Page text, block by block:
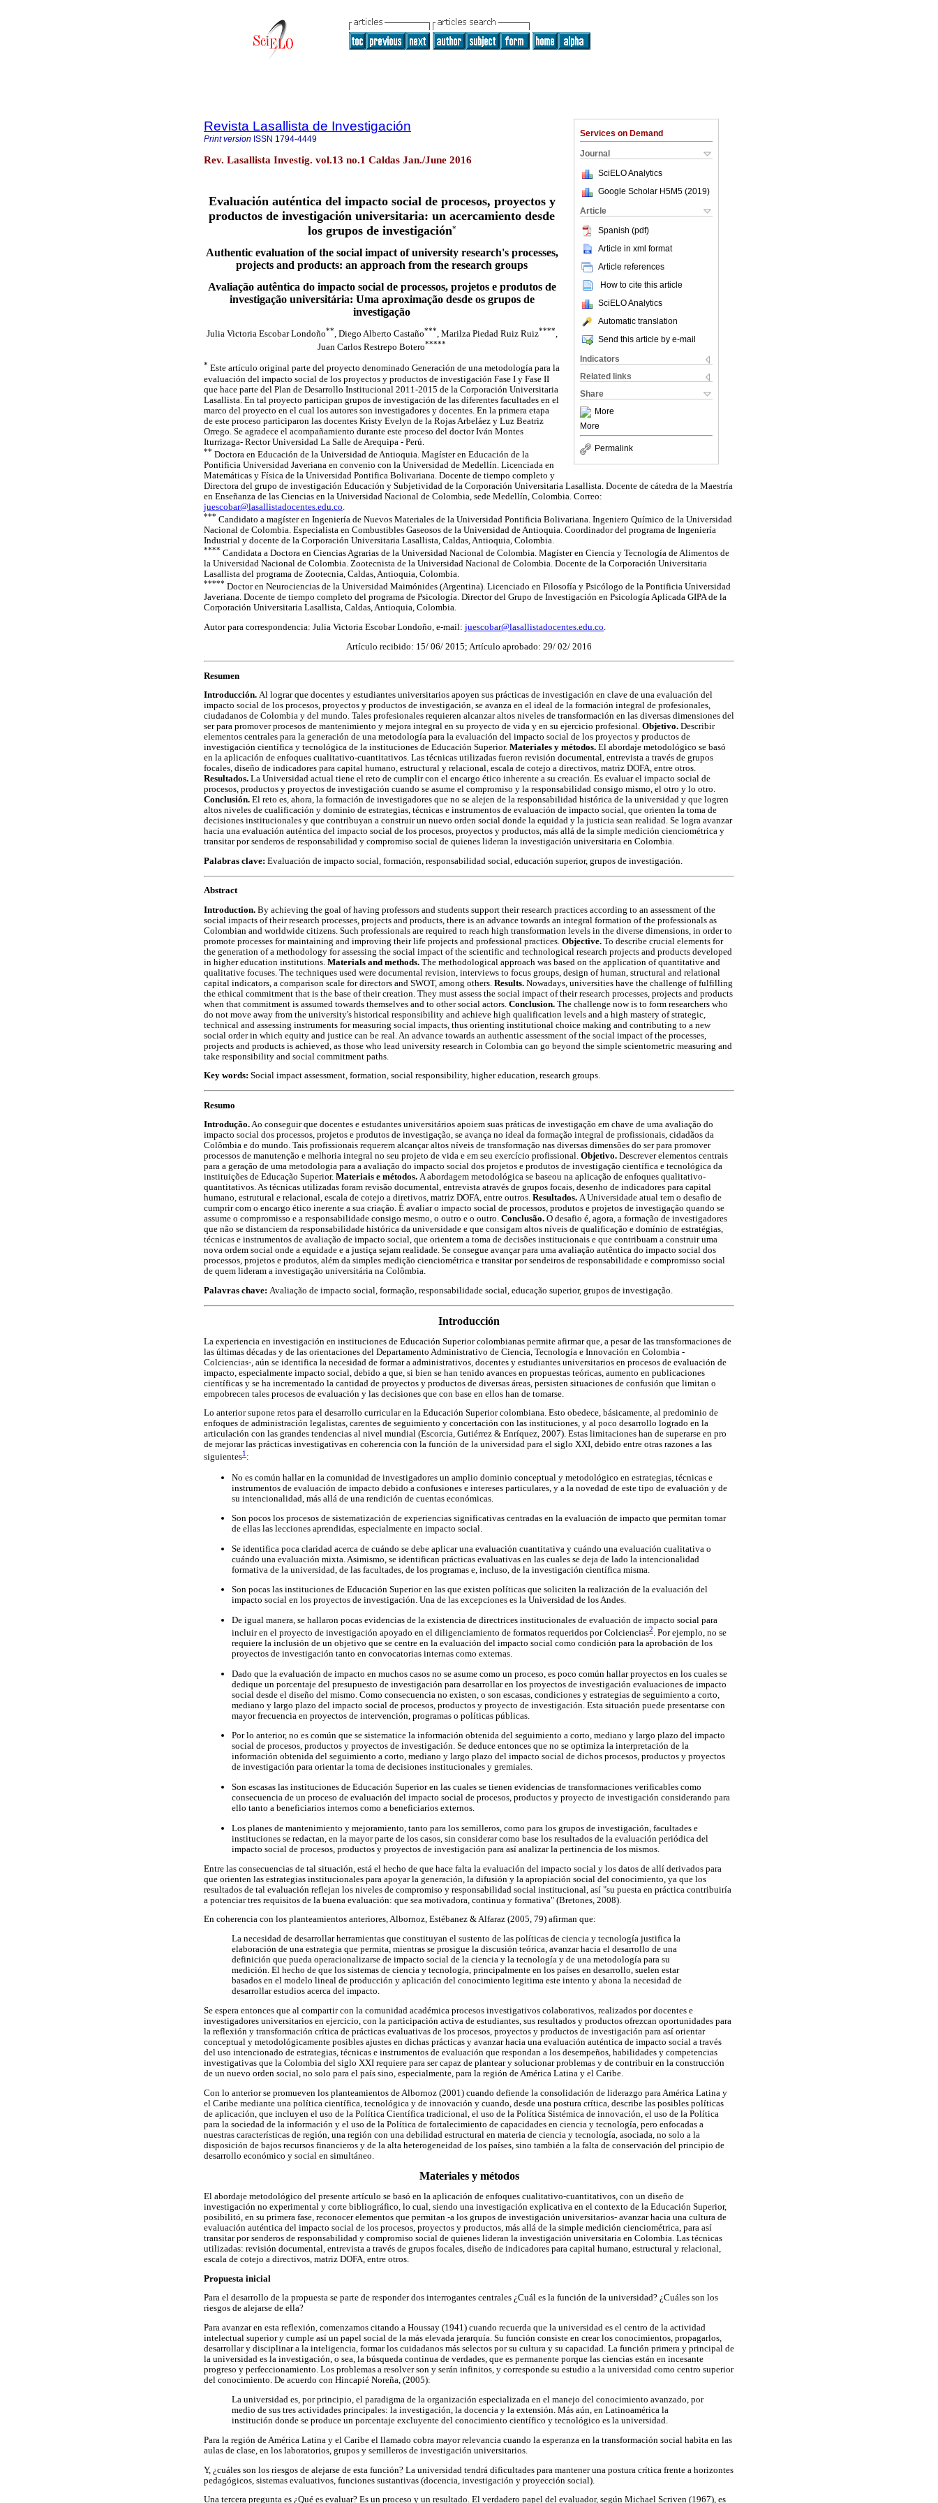
Services on Demand
Journal
SciELO Analytics
Google Scholar H5M5 (2019)
Article
Spanish (pdf)
Article in xml format
Article references
How to cite this article
SciELO Analytics
Automatic translation
Send this article by e-mail
Indicators
Related links
Share
More
More
Permalink
Revista Lasallista de Investigación
Print version ISSN 1794-4449
Rev. Lasallista Investig. vol.13 no.1 Caldas Jan./June 2016
Evaluación auténtica del impacto social de procesos, proyectos y
productos de investigación universitaria: un acercamiento desde
los grupos de investigación*
Authentic evaluation of the social impact of university research's processes,
projects and products: an approach from the research groups
Avaliação autêntica do impacto social de processos, projetos e produtos de
investigação universitária: Uma aproximação desde os grupos de
investigação
Julia Victoria Escobar Londoño**, Diego Alberto Castaño***, Marilza Piedad Ruiz Ruiz****,
Juan Carlos Restrepo Botero*****
* Este artículo original parte del proyecto denominado Generación de una metodología para la
evaluación del impacto social de los proyectos y productos de investigación Fase I y Fase II
que hace parte del Plan de Desarrollo Institucional 2011-2015 de la Corporación Universitaria
Lasallista. En tal proyecto participan grupos de investigación de las diferentes facultades en el
marco del proyecto en el cual los autores son investigadores y docentes. En la primera etapa
de este proceso participaron las docentes Kristy Evelyn de la Rojas Arbeláez y Luz Beatriz
Orrego. Se agradece el acompañamiento durante este proceso del doctor Iván Montes
Iturrizaga- Rector Universidad La Salle de Arequipa - Perú.
** Doctora en Educación de la Universidad de Antioquia. Magíster en Educación de la
Pontificia Universidad Javeriana en convenio con la Universidad de Medellín. Licenciada en
Matemáticas y Física de la Universidad Pontifica Bolivariana. Docente de tiempo completo y
Directora del grupo de investigación Educación y Subjetividad de la Corporación Universitaria Lasallista. Docente de cátedra de la Maestría
en Enseñanza de las Ciencias en la Universidad Nacional de Colombia, sede Medellín, Colombia. Correo:
juescobar@lasallistadocentes.edu.co
*** Candidato a magíster en Ingeniería de Nuevos Materiales de la Universidad Pontificia Bolivariana. Ingeniero Químico de la Universidad
Nacional de Colombia. Especialista en Combustibles Gaseosos de la Universidad de Antioquia. Coordinador del programa de Ingeniería
Industrial y docente de la Corporación Universitaria Lasallista, Caldas, Antioquia, Colombia.
**** Candidata a Doctora en Ciencias Agrarias de la Universidad Nacional de Colombia. Magíster en Ciencia y Tecnología de Alimentos de
la Universidad Nacional de Colombia. Zootecnista de la Universidad Nacional de Colombia. Docente de la Corporación Universitaria
Lasallista del programa de Zootecnia, Caldas, Antioquia, Colombia.
***** Doctor en Neurociencias de la Universidad Maimónides (Argentina). Licenciado en Filosofía y Psicólogo de la Pontificia Universidad
Javeriana. Docente de tiempo completo del programa de Psicología. Director del Grupo de Investigación en Psicología Aplicada GIPA de la
Corporación Universitaria Lasallista, Caldas, Antioquia, Colombia.
Autor para correspondencia: Julia Victoria Escobar Londoño, e-mail: juescobar@lasallistadocentes.edu.co.
Artículo recibido: 15/ 06/ 2015; Artículo aprobado: 29/ 02/ 2016
Resumen
Introducción. Al lograr que docentes y estudiantes universitarios apoyen sus prácticas de investigación en clave de una evaluación del
impacto social de los procesos, proyectos y productos de investigación, se avanza en el ideal de la formación integral de profesionales,
ciudadanos de Colombia y del mundo. Tales profesionales requieren alcanzar altos niveles de transformación en las diversas dimensiones del
ser para promover procesos de mantenimiento y mejora integral en su proyecto de vida y en su ejercicio profesional. Objetivo. Describir
elementos centrales para la generación de una metodología para la evaluación del impacto social de los proyectos y productos de
investigación científica y tecnológica de la instituciones de Educación Superior. Materiales y métodos. El abordaje metodológico se basó
en la aplicación de enfoques cualitativo-cuantitativos. Las técnicas utilizadas fueron revisión documental, entrevista a través de grupos
focales, diseño de indicadores para capital humano, estructural y relacional, escala de cotejo a directivos, matriz DOFA, entre otros.
Resultados. La Universidad actual tiene el reto de cumplir con el encargo ético inherente a su creación. Es evaluar el impacto social de
procesos, productos y proyectos de investigación cuando se asume el compromiso y la responsabilidad consigo mismo, el otro y lo otro.
Conclusión. El reto es, ahora, la formación de investigadores que no se alejen de la responsabilidad histórica de la universidad y que logren
altos niveles de cualificación y dominio de estrategias, técnicas e instrumentos de evaluación de impacto social, que orienten la toma de
decisiones institucionales y que contribuyan a construir un nuevo orden social donde la equidad y la justicia sean realidad. Se logra avanzar
hacia una evaluación auténtica del impacto social de los procesos, proyectos y productos, más allá de la simple medición cienciométrica y
transitar por senderos de responsabilidad y compromiso social de quienes lideran la investigación universitaria en Colombia.
Palabras clave: Evaluación de impacto social, formación, responsabilidad social, educación superior, grupos de investigación.
Abstract
Introduction. By achieving the goal of having professors and students support their research practices according to an assessment of the
social impacts of their research processes, projects and products, there is an advance towards an integral formation of the professionals as
Colombian and worldwide citizens. Such professionals are required to reach high transformation levels in the diverse dimensions, in order to
promote processes for maintaining and improving their life projects and professional practices. Objective. To describe crucial elements for
the generation of a methodology for assessing the social impact of the scientific and technological research projects and products developed
in higher education institutions. Materials and methods. The methodological approach was based on the application of quantitative and
qualitative focuses. The techniques used were documental revision, interviews to focus groups, design of human, structural and relational
capital indicators, a comparison scale for directors and SWOT, among others. Results. Nowadays, universities have the challenge of fulfilling
the ethical commitment that is the base of their creation. They must assess the social impact of their research processes, projects and products
when that commitment is assumed towards themselves and to other social actors. Conclusion. The challenge now is to form researchers who
do not move away from the university's historical responsibility and achieve high qualification levels and a high mastery of strategic,
technical and assessing instruments for measuring social impacts, thus orienting institutional choice making and contributing to a new
social order in which equity and justice can be real. An advance towards an authentic assessment of the social impact of the processes,
projects and products is achieved, as those who lead university research in Colombia can go beyond the simple scientometric measuring and
take responsibility and social commitment paths.
Key words: Social impact assessment, formation, social responsibility, higher education, research groups.
Resumo
Introdução.Ao conseguir que docentes e estudantes universitários apoiem suas práticas de investigação em chave de uma avaliação do
impacto social dos processos, projetos e produtos de investigação, se avança no ideal da formação integral de profissionais, cidadãos da
Colômbia e do mundo. Tais profissionais requerem alcançar altos níveis de transformação nas diversas dimensões do ser para promover
processos de manutenção e melhoria integral no seu projeto de vida e em seu exercício profissional. Objetivo. Descrever elementos centrais
para a geração de uma metodologia para a avaliação do impacto social dos projetos e produtos de investigação científica e tecnológica da
instituições de Educação Superior. Materiais e métodos. A abordagem metodológica se baseou na aplicação de enfoques qualitativo-
quantitativos. As técnicas utilizadas foram revisão documental, entrevista através de grupos focais, desenho de indicadores para capital
humano, estrutural e relacional, escala de cotejo a diretivos, matriz DOFA, entre outros. Resultados. A Universidade atual tem o desafio de
cumprir com o encargo ético inerente a sua criação. É avaliar o impacto social de processos, produtos e projetos de investigação quando se
assume o compromisso e a responsabilidade consigo mesmo, o outro e o outro. Conclusão. O desafio é, agora, a formação de investigadores
que não se distanciem da responsabilidade histórica da universidade e que consigam altos níveis de qualificação e domínio de estratégias,
técnicas e instrumentos de avaliação de impacto social, que orientem a toma de decisões institucionais e que contribuam a construir uma
nova ordem social onde a equidade e a justiça sejam realidade. Se consegue avançar para uma avaliação autêntica do impacto social dos
processos, projetos e produtos, além da simples medição cienciométrica e transitar por sendeiros de responsabilidade e compromisso social
de quem lideram a investigação universitária na Colômbia.
Palavras chave: Avaliação de impacto social, formação, responsabilidade social, educação superior, grupos de investigação.
Introducción
La experiencia en investigación en instituciones de Educación Superior colombianas permite afirmar que, a pesar de las transformaciones de
las últimas décadas y de las orientaciones del Departamento Administrativo de Ciencia, Tecnología e Innovación en Colombia -
Colciencias-, aún se identifica la necesidad de formar a administrativos, docentes y estudiantes universitarios en procesos de evaluación de
impacto, especialmente impacto social, debido a que, si bien se han tenido avances en propuestas teóricas, aumento en publicaciones
científicas y se ha incrementado la cantidad de proyectos y productos de diversas áreas, persisten situaciones de confusión que limitan o
empobrecen tales procesos de evaluación y las decisiones que con base en ellos han de tomarse.
Lo anterior supone retos para el desarrollo curricular en la Educación Superior colombiana. Esto obedece, básicamente, al predominio de
enfoques de administración legalistas, carentes de seguimiento y concertación con las instituciones, y al poco desarrollo logrado en la
articulación con las grandes tendencias al nivel mundial (Escorcia, Gutiérrez & Enríquez, 2007). Estas limitaciones han de superarse en pro
de mejorar las prácticas investigativas en coherencia con la función de la universidad para el siglo XXI, debido entre otras razones a las
siguientes1:
No es común hallar en la comunidad de investigadores un amplio dominio conceptual y metodológico en estrategias, técnicas e
instrumentos de evaluación de impacto debido a confusiones e intereses particulares, y a la novedad de este tipo de evaluación y de
su intencionalidad, más allá de una rendición de cuentas económicas.
Son pocos los procesos de sistematización de experiencias significativas centradas en la evaluación de impacto que permitan tomar
de ellas las lecciones aprendidas, especialmente en impacto social.
Se identifica poca claridad acerca de cuándo se debe aplicar una evaluación cuantitativa y cuándo una evaluación cualitativa o
cuándo una evaluación mixta. Asimismo, se identifican prácticas evaluativas en las cuales se deja de lado la intencionalidad
formativa de la universidad, de las facultades, de los programas e, incluso, de la investigación científica misma.
Son pocas las instituciones de Educación Superior en las que existen políticas que soliciten la realización de la evaluación del
impacto social en los proyectos de investigación. Una de las excepciones es la Universidad de los Andes.
De igual manera, se hallaron pocas evidencias de la existencia de directrices institucionales de evaluación de impacto social para
incluir en el proyecto de investigación apoyado en el diligenciamiento de formatos requeridos por Colciencias2. Por ejemplo, no se
requiere la inclusión de un objetivo que se centre en la evaluación del impacto social como condición para la aprobación de los
proyectos de investigación tanto en convocatorias internas como externas.
Dado que la evaluación de impacto en muchos casos no se asume como un proceso, es poco común hallar proyectos en los cuales se
dedique un porcentaje del presupuesto de investigación para desarrollar en los proyectos de investigación evaluaciones de impacto
social desde el diseño del mismo. Como consecuencia no existen, o son escasas, condiciones y estrategias de seguimiento a corto,
mediano y largo plazo del impacto social de procesos, productos y proyecto de investigación. Esta situación puede presentarse con
mayor frecuencia en proyectos de intervención, programas o políticas públicas.
Por lo anterior, no es común que se sistematice la información obtenida del seguimiento a corto, mediano y largo plazo del impacto
social de procesos, productos y proyectos de investigación. Se deduce entonces que no se optimiza la interpretación de la
información obtenida del seguimiento a corto, mediano y largo plazo del impacto social de dichos procesos, productos y proyectos
de investigación para orientar la toma de decisiones institucionales y gremiales.
Son escasas las instituciones de Educación Superior en las cuales se tienen evidencias de transformaciones verificables como
consecuencia de un proceso de evaluación del impacto social de procesos, productos y proyecto de investigación considerando para
ello tanto a beneficiarios internos como a beneficiarios externos.
Los planes de mantenimiento y mejoramiento, tanto para los semilleros, como para los grupos de investigación, facultades e
instituciones se redactan, en la mayor parte de los casos, sin considerar como base los resultados de la evaluación periódica del
impacto social de procesos, productos y proyectos de investigación para así analizar la pertinencia de los mismos.
Entre las consecuencias de tal situación, está el hecho de que hace falta la evaluación del impacto social y los datos de allí derivados para
que orienten las estrategias institucionales para apoyar la generación, la difusión y la apropiación social del conocimiento, ya que los
resultados de tal evaluación reflejan los niveles de compromiso y responsabilidad social institucional, así "su puesta en práctica contribuiría
a potenciar tres requisitos de la buena evaluación: que sea motivadora, continua y formativa" (Bretones, 2008).
En coherencia con los planteamientos anteriores, Albornoz, Estébanez & Alfaraz (2005, 79) afirman que:
La necesidad de desarrollar herramientas que constituyan el sustento de las políticas de ciencia y tecnología justifica la
elaboración de una estrategia que permita, mientras se prosigue la discusión teórica, avanzar hacia el desarrollo de una
definición que pueda operacionalizarse de impacto social de la ciencia y la tecnología y de una metodología para su
medición. El hecho de que los sistemas de ciencia y tecnología, principalmente en los países en desarrollo, suelen estar
basados en el modelo lineal de producción y aplicación del conocimiento legitima este intento y abona la necesidad de
desarrollar estudios acerca del impacto.
Se espera entonces que al compartir con la comunidad académica procesos investigativos colaborativos, realizados por docentes e
investigadores universitarios en ejercicio, con la participación activa de estudiantes, sus resultados y productos ofrezcan oportunidades para
la reflexión y transformación crítica de prácticas evaluativas de los procesos, proyectos y productos de investigación para así orientar
conceptual y metodológicamente posibles ajustes en dichas prácticas y avanzar hacia una evaluación auténtica de impacto social a través
del uso intencionado de estrategias, técnicas e instrumentos de evaluación que respondan a los desempeños, habilidades y competencias
investigativas que la Colombia del siglo XXI requiere para ser capaz de plantear y solucionar problemas y de contribuir en la construcción
de un nuevo orden social, no solo para el país sino, especialmente, para la región de América Latina y el Caribe.
Con lo anterior se promueven los planteamientos de Albornoz (2001) cuando defiende la consolidación de liderazgo para América Latina y
el Caribe mediante una política científica, tecnológica y de innovación y cuando, desde una postura crítica, describe las posibles políticas
de aplicación, que incluyen el uso de la Política Científica tradicional, el uso de la Política Sistémica de innovación, el uso de la Política
para la sociedad de la información y el uso de la Política de fortalecimiento de capacidades en ciencia y tecnología, pero enfocadas a
nuestras características de región, una región con una debilidad estructural en materia de ciencia y tecnología, asociada, no solo a la
disposición de bajos recursos financieros y de la alta heterogeneidad de los países, sino también a la falta de conservación del principio de
desarrollo económico y social en simultáneo.
Materiales y métodos
El abordaje metodológico del presente artículo se basó en la aplicación de enfoques cualitativo-cuantitativos, con un diseño de
investigación no experimental y corte bibliográfico, lo cual, siendo una investigación explicativa en el contexto de la Educación Superior,
posibilitó, en su primera fase, reconocer elementos que permitan -a los grupos de investigación universitarios- avanzar hacia una cultura de
evaluación auténtica del impacto social de los procesos, proyectos y productos, más allá de la simple medición cienciométrica, para así
transitar por senderos de responsabilidad y compromiso social de quienes lideran la investigación universitaria en Colombia. Las técnicas
utilizadas: revisión documental, entrevista a través de grupos focales, diseño de indicadores para capital humano, estructural y relacional,
escala de cotejo a directivos, matriz DOFA, entre otros.
Propuesta inicial
Para el desarrollo de la propuesta se parte de responder dos interrogantes centrales ¿Cuál es la función de la universidad? ¿Cuáles son los
riesgos de alejarse de ella?
Para avanzar en esta reflexión, comenzamos citando a Houssay (1941) cuando recuerda que la universidad es el centro de la actividad
intelectual superior y cumple así un papel social de la más elevada jerarquía. Su función consiste en crear los conocimientos, propagarlos,
desarrollar y disciplinar a la inteligencia, formar los cuidadanos más selectos por su cultura y su capacidad. La función primera y principal de
la universidad es la investigación, o sea, la búsqueda continua de verdades, que es permanente porque las ciencias están en incesante
progreso y perfeccionamiento. Los problemas a resolver son y serán infinitos, y corresponde su estudio a la universidad como centro superior
del conocimiento. De acuerdo con Hincapié Noreña, (2005):
La universidad es, por principio, el paradigma de la organización especializada en el manejo del conocimiento avanzado, por
medio de sus tres actividades principales: la investigación, la docencia y la extensión. Más aún, en Latinoamérica la
institución donde se produce un porcentaje excluyente del conocimiento científico y tecnológico es la universidad.
Para la región de América Latina y el Caribe el llamado cobra mayor relevancia cuando la esperanza en la transformación social habita en las
aulas de clase, en los laboratorios, grupos y semilleros de investigación universitarios.
Y, ¿cuáles son los riesgos de alejarse de esta función? La universidad tendrá dificultades para mantener una postura crítica frente a horizontes
pedagógicos, sistemas evaluativos, funciones sustantivas (docencia, investigación y proyección social).
Una tercera pregunta es ¿Qué es evaluar? Es un proceso y un resultado. El verdadero papel del evaluador, según Michael Scriven (1967), es